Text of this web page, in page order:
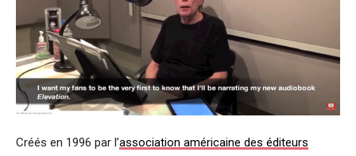
Créés en 1996 par l’association américaine des éditeurs